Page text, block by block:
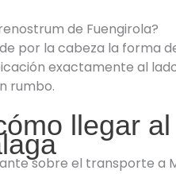
de Fuengirola?
por la cabeza la forma
exactamente al
rumbo.
llegar
sobre el transporte a